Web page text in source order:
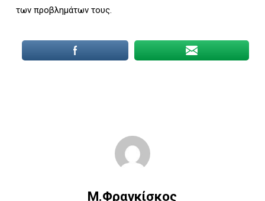
των προβλημάτων τους.
Μ.Φραγκίσκος